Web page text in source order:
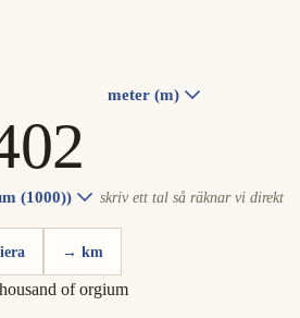
meter (m)
(1000)) skriv ett tal så räknar vi direkt
→ km
of orgium